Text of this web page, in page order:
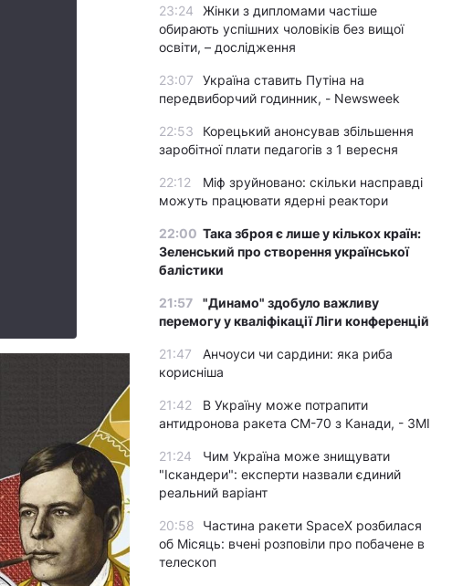
23:24
Жінки з дипломами частіше
обирають успішних чоловіків без вищої
освіти, – дослідження
23:07
Україна ставить Путіна на
передвиборчий годинник, - Newsweek
22:53
Корецький анонсував збільшення
заробітної плати педагогів з 1 вересня
22:12
Міф зруйновано: скільки насправді
можуть працювати ядерні реактори
22:00 Така зброя є лише у кількох країн:
Зеленський про створення української
балістики
21:57
"Динамо" здобуло важливу
перемогу у кваліфікації Ліги конференцій
21:47
Анчоуси чи сардини: яка риба
корисніша
21:42
В Україну може потрапити
антидронова ракета CM-70 з Канади, - ЗМІ
21:24
Чим Україна може знищувати
"Іскандери": експерти назвали єдиний
реальний варіант
20:58
Частина ракети SpaceX розбилася
об Місяць: вчені розповіли про побачене в
телескоп